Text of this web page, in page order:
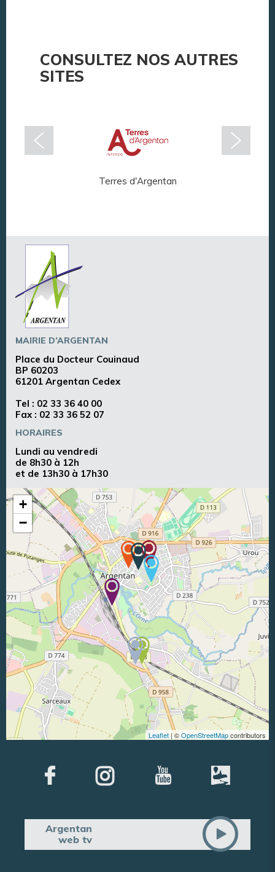
CONSULTEZ NOS AUTRES
SITES
Terres d'Argentan
MAIRIE D’ARGENTAN
Place du Docteur Couinaud
BP 60203
61201 Argentan Cedex
Tel : 02 33 36 40 00
Fax : 02 33 36 52 07
HORAIRES
Lundi au vendredi
de 8h30 à 12h
et de 13h30 à 17h30
+
−
Leaflet | ©OpenStreetMapcontributors
Argentan
web tv